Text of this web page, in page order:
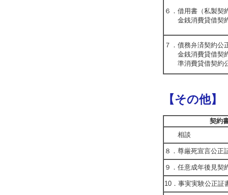
６．借用書（私製契
金銭消費貸借契
７．債務弁済契約公
金銭消費貸借契
準消費貸借契約
【その他】
契約
相談
８．尊厳死宣言公正
９．任意成年後見契
10．事実実験公正証